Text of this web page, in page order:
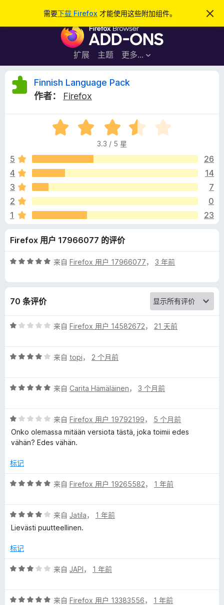
需要下载 Firefox 才能使用这些附加组件。
忽
此
F
r
e
f
览
器
附
加
件
扩展 主题 更多…
登录
F
n
i
s
h
L
n
g
u
e
P
k
评
价
Finnish Language Pack
作者：
Firefox
评
分
.
/
3.3 / 5 星
5
26
4
14
3
7
2
0
1
23
Firefox 用户 17966077 的评价
评
5
来自 Firefox 用户 17966077， 3 年前
70 条评价
评
/
来自 Firefox 用户 14582672， 21 天前
评
/
来自 topi， 2 个月前
评
/
5
来自 Carita Hämäläinen， 3 个月前
评
分
1
5
来自 Firefox 用户 19792199， 5 个月前
Onko olemassa mitään versiota tästä, joka toimii edes
vähän? Edes vähän.
标记
评
/
5
来自 Firefox 用户 19265582， 1 年前
评
分
/
来自 Jatila， 1 年前
Lievästi puutteellinen.
标记
评
/
来自 JAPI， 1 年前
评
来自 Firefox 用户 13383556， 1 年前